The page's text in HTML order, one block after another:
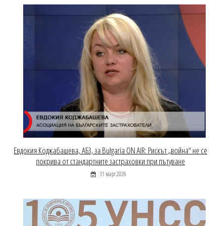
Евдокия Коджабашева, АБЗ, за Bulgaria ON AIR: Рискът „война“ не се
покрива от стандартните застраховки при пътуване
31 март 2026